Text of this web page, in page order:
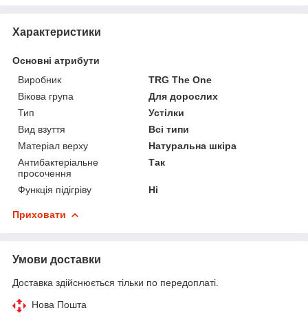
Характеристики
Основні атрибути
Виробник
TRG The One
Вікова група
Для дорослих
Тип
Устілки
Вид взуття
Всі типи
Матеріал верху
Натуральна шкіра
Антибактеріальне
просочення
Так
Функція підігріву Ні
Приховати
Умови доставки
Доставка здійснюється тільки по передоплаті.
Нова Пошта